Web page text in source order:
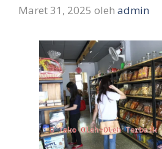
Maret 31, 2025 oleh admin